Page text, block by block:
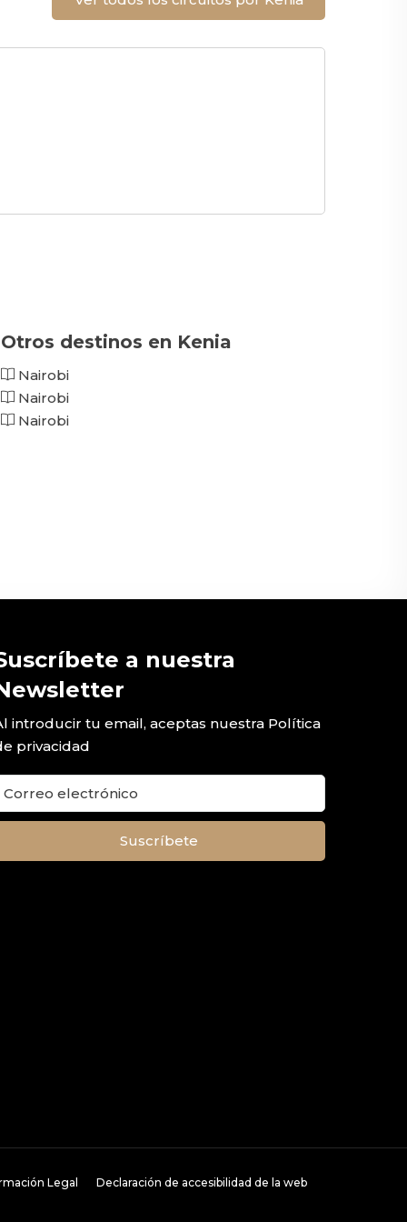
Otros destinos en Kenia
Nairobi
Nairobi
Nairobi
a nuestra
introducir tu email, aceptas nuestra Política
privacidad
Legal
Declaración de accesibilidad de la web